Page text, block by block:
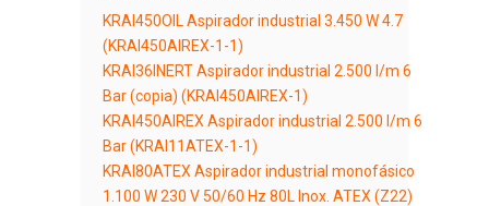
KRAI450OIL Aspirador industrial 3.450 W 4.7
(KRAI450AIREX-1-1)
KRAI36INERT Aspirador industrial 2.500 l/m 6
Bar (copia) (KRAI450AIREX-1)
KRAI450AIREX Aspirador industrial 2.500 l/m 6
Bar (KRAI11ATEX-1-1)
KRAI80ATEX Aspirador industrial monofásico
1.100 W 230 V 50/60 Hz 80L Inox. ATEX (Z22)